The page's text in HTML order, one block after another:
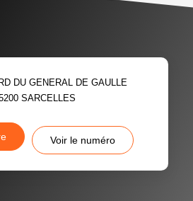
DU GENERAL DE GAULLE
SARCELLES
Voir le numéro